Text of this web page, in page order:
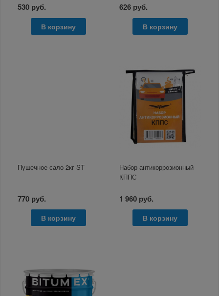
530 руб.
В корзину
626 руб.
В корзину
Пушечное сало 2кг ST
770 руб.
В корзину
Набор антикоррозионный
КППС
1 960 руб.
В корзину